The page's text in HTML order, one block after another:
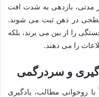
مدتی، بازدهی به شدت افت
در ذهن ثبت می شوند.
را از بین می برند، بلکه
را می دهند.
و سردرگمی
روخوانی مطالب، یادگیری